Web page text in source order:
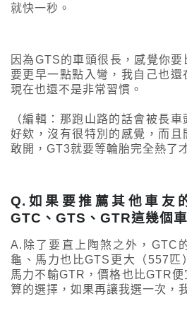
就快一秒。
因為GTS的車頭很長，感覺你
要更早一點點入彎，我自己也還
現在也還不是非常習慣。
（編輯：那跑山路的話會被長
好欸，沒有很特別的感覺，而且
敢開，GT3就要等輪胎完全熱了
Q.如果要推薦其他車友
GTC、GTS、GTR這幾個
A.除了要直上陶煞之外，GTC
龜、馬力也比GTS更大（557匹
馬力不輸GTR，價格也比GTR便
算的選擇，如果再讓我選一次，